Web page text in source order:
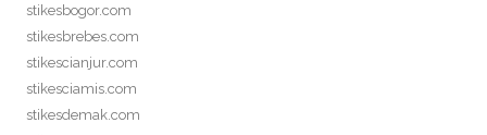
stikesbogor.com
stikesbrebes.com
stikescianjur.com
stikesciamis.com
stikesdemak.com